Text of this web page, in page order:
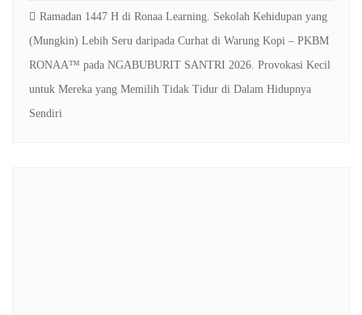
Ramadan 1447 H di Ronaa Learning. Sekolah Kehidupan yang
(Mungkin) Lebih Seru daripada Curhat di Warung Kopi – PKBM
RONAA™ pada NGABUBURIT SANTRI 2026. Provokasi Kecil
untuk Mereka yang Memilih Tidak Tidur di Dalam Hidupnya
Sendiri